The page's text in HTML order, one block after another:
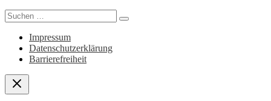
Search
for:
Impressum
Datenschutzerklärung
Barrierefreiheit